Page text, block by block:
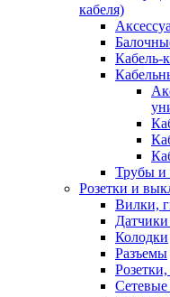
кабеля)
Кабель-
Трубы и
Розетки и
Вилки,
Колодки
Разъемы
Сетевые